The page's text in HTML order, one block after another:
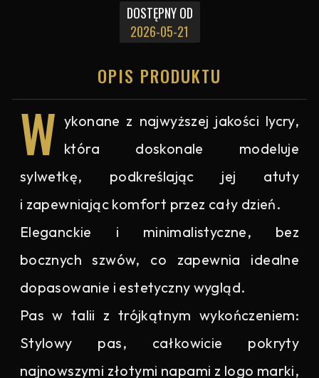
DOSTĘPNY OD
2026-05-21
OPIS PRODUKTU
W ykonane z najwyższej jakości lycry,
która doskonale modeluje
sylwetkę, podkreślając jej atuty
i zapewniając komfort przez cały dzień.
Eleganckie i minimalistyczne, bez
bocznych szwów, co zapewnia idealne
dopasowanie i estetyczny wygląd.
Pas w talii z trójkątnym wykończeniem:
Stylowy pas, całkowicie pokryty
najnowszymi złotymi napami z logo marki,